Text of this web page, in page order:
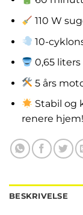
110 W
10-
0,65
5 års
Stabil og
renere hjem!
BESKRIVELSE